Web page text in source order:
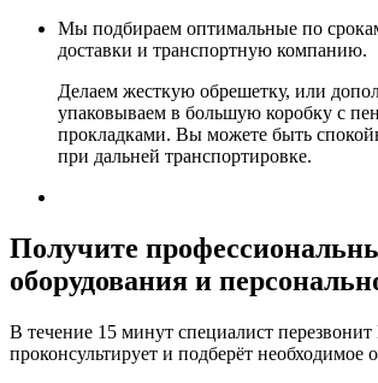
Мы подбираем оптимальные по
доставки и транспортную компанию.
Делаем жесткую обрешетку, или
упаковываем в большую коробку с
прокладками. Вы можете быть
при дальней транспортировке.
Получите
оборудования и
В течение 15 минут специалист
проконсультирует и подберёт необходимое